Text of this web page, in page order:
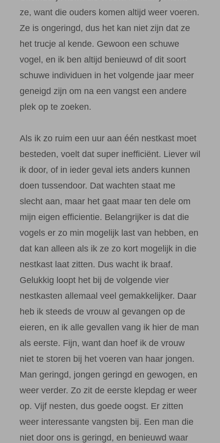
ze, want die ouders komen altijd weer voeren.
Ze is ongeringd, dus het kan niet zijn dat ze
het trucje al kende. Gewoon een schuwe
vogel, en ik ben altijd benieuwd of dit soort
schuwe individuen in het volgende jaar meer
geneigd zijn om na een vangst een andere
plek op te zoeken.
Als ik zo ruim een uur aan één nestkast moet
besteden, voelt dat super inefficiënt. Liever wil
ik door, of in ieder geval iets anders kunnen
doen tussendoor. Dat wachten staat me
slecht aan, maar het gaat maar ten dele om
mijn eigen efficientie. Belangrijker is dat die
vogels er zo min mogelijk last van hebben, en
dat kan alleen als ik ze zo kort mogelijk in die
nestkast laat zitten. Dus wacht ik braaf.
Gelukkig loopt het bij de volgende vier
nestkasten allemaal veel gemakkelijker. Daar
heb ik steeds de vrouw al gevangen op de
eieren, en ik alle gevallen vang ik hier de man
als eerste. Fijn, want dan hoef ik de vrouw
niet te storen bij het voeren van haar jongen.
Man geringd, jongen geringd en gewogen, en
weer verder. Zo zit de eerste klepdag er weer
op. Vijf nesten, dus goede oogst. Er zitten
weer interessante vangsten bij. Een man die
niet door ons is geringd, en benieuwd waar